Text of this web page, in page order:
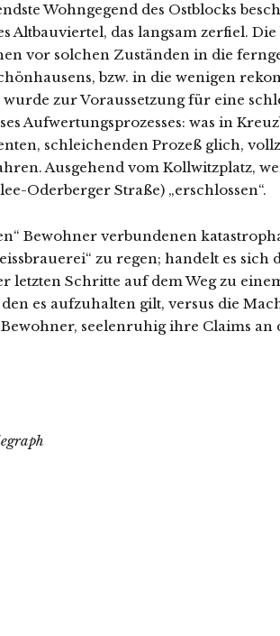
Wohngegend des Ostblocks
das langsam zerfiel. Die
vor solchen Zuständen in die
bzw. in die wenigen
zur Voraussetzung für eine
Aufwertungsprozesses: was in
schleichenden Prozeß glich,
Ausgehend vom Kollwitzplatz,
Oderberger Straße) „erschlossen“.
Bewohner verbundenen
zu regen; handelt es sich
Schritte auf dem Weg zu
es aufzuhalten gilt, versus die
seelenruhig ihre Claims an